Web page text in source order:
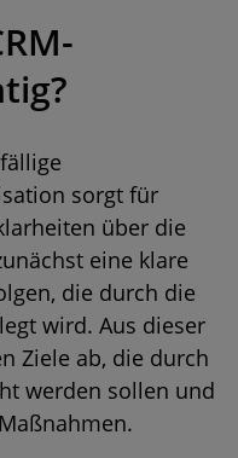
sorgt für
über die
eine klare
die durch die
wird. Aus dieser
Ziele ab, die durch
werden sollen und